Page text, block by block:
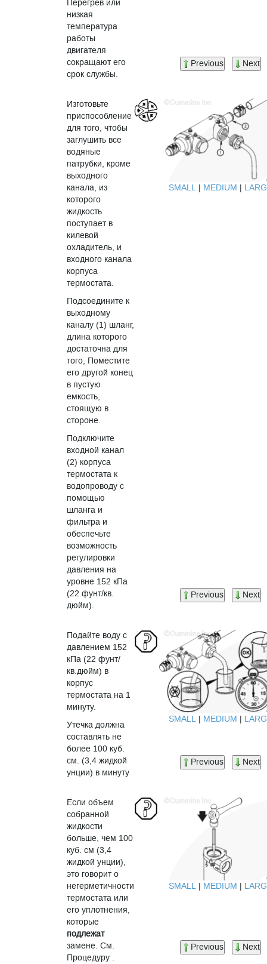
Перегрев или
низкая
температура
работы
двигателя
сокращают его
срок службы.
Previous Next
Изготовьте
приспособление
для того, чтобы
заглушить все
водяные
патрубки, кроме
выходного
канала, из
которого
жидкость
поступает в
килевой
охладитель, и
входного канала
корпуса
термостата.
Подсоедините к
выходному
каналу (1) шланг,
длина которого
достаточна для
того, Поместите
его другой конец
в пустую
емкость,
стоящую в
стороне.
Подключите
входной канал
(2) корпуса
термостата к
водопроводу с
помощью
шланга и
фильтра и
обеспечьте
возможность
регулировки
давления на
уровне 152 кПа
(22 фунт/кв.
дюйм).
SMALL | MEDIUM |
Previous Next
Подайте воду с
давлением 152
кПа (22 фунт/
кв.дюйм) в
корпус
термостата на 1
минуту.
Утечка должна
составлять не
более 100 куб.
см. (3,4 жидкой
унции) в минуту
SMALL | MEDIUM |
Previous Next
Если объем
собранной
жидкости
больше, чем 100
куб. см (3,4
жидкой унции),
это говорит о
негерметичности
термостата или
его уплотнения,
которые
подлежат
замене. См.
Процедуру .
SMALL | MEDIUM |
Previous Next